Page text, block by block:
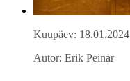
Kuupäev: 18.01.2024
Autor: Erik Peinar